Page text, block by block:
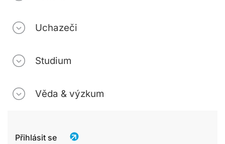
Uchazeči
Studium
Věda & výzkum
Přihlásit se